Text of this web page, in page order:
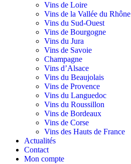
Vins de Loire
Vins de la Vallée du Rhône
Vins du Sud-Ouest
Vins de Bourgogne
Vins du Jura
Vins de Savoie
Champagne
Vins d’Alsace
Vins du Beaujolais
Vins de Provence
Vins du Languedoc
Vins du Roussillon
Vins de Bordeaux
Vins de Corse
Vins des Hauts de France
Actualités
Contact
Mon compte